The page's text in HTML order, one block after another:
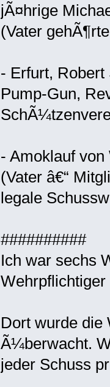
jÃ¤hrige
(Vater
- Erfurt, Robert
Pump-Gun,
- Amoklauf von
(Vater â€“
legale
##########
Ich war sechs
Dort wurde die
Ã¼berwacht.
jeder Schuss